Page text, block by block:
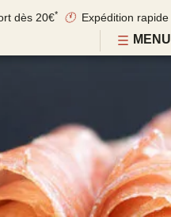
dès 20€* 🕚 Expédition rapide
MENU